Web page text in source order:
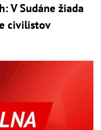
V Sudáne žiada
civilistov